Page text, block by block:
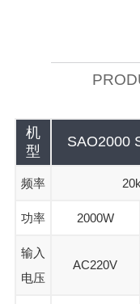
机
型
SAO2000
频率
功率 2000W
输入
电压
AC220V